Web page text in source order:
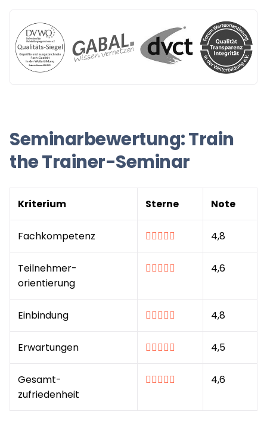
Seminarbewertung: Train
the Trainer-Seminar
Kriterium Sterne Note
Fachkompetenz 4,8
Teilnehmer-
orientierung
4,6
Einbindung 4,8
Erwartungen 4,5
Gesamt-
zufriedenheit
4,6